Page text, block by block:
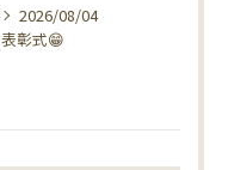
2026/08/04
表彰式😁